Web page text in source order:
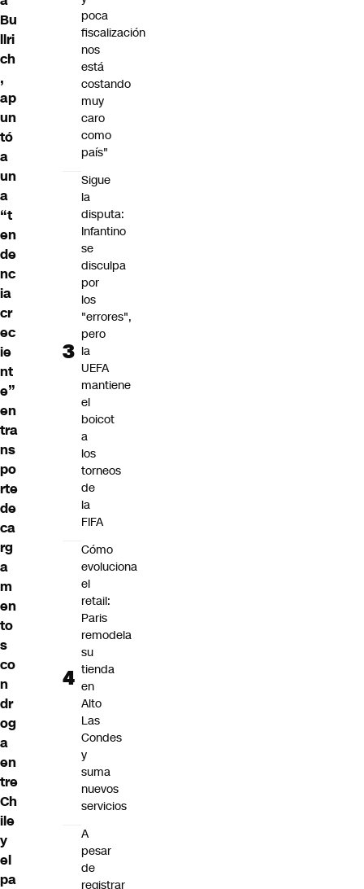
Bu
llri
ch
,
ap
un
tó
a
un
a
“t
en
de
nc
ia
cr
ec
ie
nt
e”
en
tra
ns
po
rte
de
ca
rg
a
m
en
to
s
co
n
dr
og
a
en
tre
Ch
ile
y
el
pa
poca
fiscalización
nos
está
costando
muy
caro
como
país"
Sigue
la
disputa:
Infantino
se
disculpa
por
los
"errores",
pero
la
UEFA
mantiene
el
boicot
a
los
torneos
de
la
FIFA
Cómo
evoluciona
el
retail:
Paris
remodela
su
tienda
en
Alto
Las
Condes
y
suma
nuevos
servicios
A
pesar
de
registrar